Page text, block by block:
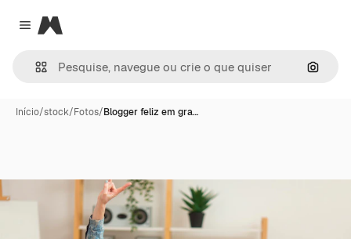
Close menu
Magnific
Início/stock/Fotos/Blogger feliz em gra…